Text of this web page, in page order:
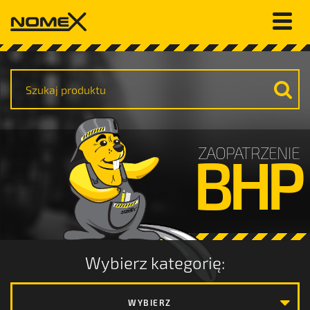
ZAOPATRZENIE
BHP
Wybierz kategorię:
WYBIERZ